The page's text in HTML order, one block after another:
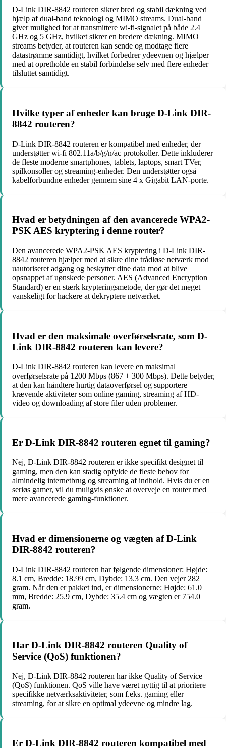
D-Link DIR-8842 routeren sikrer bred og stabil dækning ved
hjælp af dual-band teknologi og MIMO streams. Dual-band
giver mulighed for at transmittere wi-fi-signalet på både 2.4
GHz og 5 GHz, hvilket sikrer en bredere dækning. MIMO
streams betyder, at routeren kan sende og modtage flere
datastrømme samtidigt, hvilket forbedrer ydeevnen og hjælper
med at opretholde en stabil forbindelse selv med flere enheder
tilsluttet samtidigt.
Hvilke typer af enheder kan bruge D-Link DIR-
8842 routeren?
D-Link DIR-8842 routeren er kompatibel med enheder, der
understøtter wi-fi 802.11a/b/g/n/ac protokoller. Dette inkluderer
de fleste moderne smartphones, tablets, laptops, smart TVer,
spilkonsoller og streaming-enheder. Den understøtter også
kabelforbundne enheder gennem sine 4 x Gigabit LAN-porte.
Hvad er betydningen af ​​den avancerede WPA2-
PSK AES kryptering i denne router?
Den avancerede WPA2-PSK AES kryptering i D-Link DIR-
8842 routeren hjælper med at sikre dine trådløse netværk mod
uautoriseret adgang og beskytter dine data mod at blive
opsnappet af uønskede personer. AES (Advanced Encryption
Standard) er en stærk krypteringsmetode, der gør det meget
vanskeligt for hackere at dekryptere netværket.
Hvad er den maksimale overførselsrate, som D-
Link DIR-8842 routeren kan levere?
D-Link DIR-8842 routeren kan levere en maksimal
overførselsrate på 1200 Mbps (867 + 300 Mbps). Dette betyder,
at den kan håndtere hurtig dataoverførsel og supportere
krævende aktiviteter som online gaming, streaming af HD-
video og downloading af store filer uden problemer.
Er D-Link DIR-8842 routeren egnet til gaming?
Nej, D-Link DIR-8842 routeren er ikke specifikt designet til
gaming, men den kan stadig opfylde de fleste behov for
almindelig internetbrug og streaming af indhold. Hvis du er en
seriøs gamer, vil du muligvis ønske at overveje en router med
mere avancerede gaming-funktioner.
Hvad er dimensionerne og vægten af D-Link
DIR-8842 routeren?
D-Link DIR-8842 routeren har følgende dimensioner: Højde:
8.1 cm, Bredde: 18.99 cm, Dybde: 13.3 cm. Den vejer 282
gram. Når den er pakket ind, er dimensionerne: Højde: 61.0
mm, Bredde: 25.9 cm, Dybde: 35.4 cm og vægten er 754.0
gram.
Har D-Link DIR-8842 routeren Quality of
Service (QoS) funktionen?
Nej, D-Link DIR-8842 routeren har ikke Quality of Service
(QoS) funktionen. QoS ville have været nyttig til at prioritere
specifikke netværksaktiviteter, som f.eks. gaming eller
streaming, for at sikre en optimal ydeevne og mindre lag.
Er D-Link DIR-8842 routeren kompatibel med